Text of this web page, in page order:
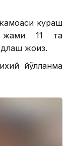
кураш
жами 11 та
жоиз.
йўлланма